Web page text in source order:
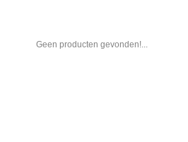
Geen producten gevonden!...